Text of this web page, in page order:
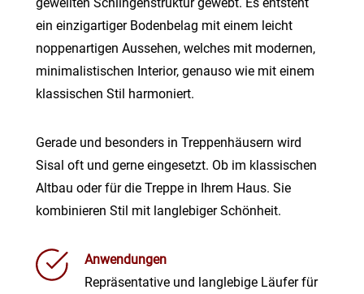
gewellten Schlingenstruktur gewebt. Es entsteht
ein einzigartiger Bodenbelag mit einem leicht
noppenartigen Aussehen, welches mit modernen,
minimalistischen Interior, genauso wie mit einem
klassischen Stil harmoniert.
Gerade und besonders in Treppenhäusern wird
Sisal oft und gerne eingesetzt. Ob im klassischen
Altbau oder für die Treppe in Ihrem Haus. Sie
kombinieren Stil mit langlebiger Schönheit.
Anwendungen
Repräsentative und langlebige Läufer für